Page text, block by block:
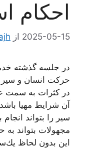
احکام
2025-05-15 از
در جلسه گذشته
حركت انسان و سیر
در كثرات به سمت
آن شرایط مهیا
سیر را بتواند
مجهولات بتواند به
این بدون لحاظ